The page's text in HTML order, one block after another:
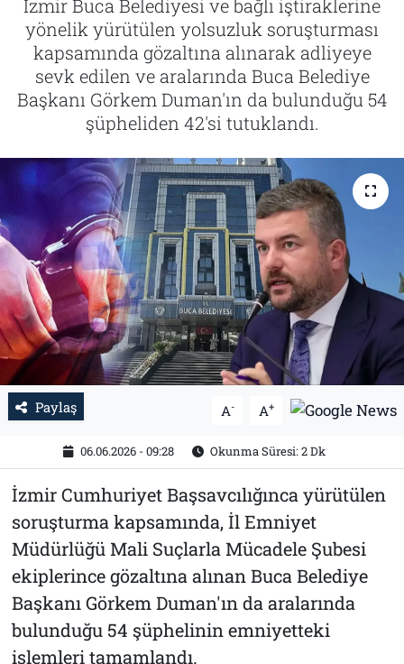
İzmir Buca Belediyesi ve bağlı iştiraklerine
yönelik yürütülen yolsuzluk soruşturması
kapsamında gözaltına alınarak adliyeye
sevk edilen ve aralarında Buca Belediye
Başkanı Görkem Duman'ın da bulunduğu 54
şüpheliden 42'si tutuklandı.
Paylaş A- A+
06.06.2026 - 09:28 Okunma Süresi: 2 Dk
İzmir Cumhuriyet Başsavcılığınca yürütülen
soruşturma kapsamında, İl Emniyet
Müdürlüğü Mali Suçlarla Mücadele Şubesi
ekiplerince gözaltına alınan Buca Belediye
Başkanı Görkem Duman'ın da aralarında
bulunduğu 54 şüphelinin emniyetteki
işlemleri tamamlandı.
Tarih
İletişim
Künye